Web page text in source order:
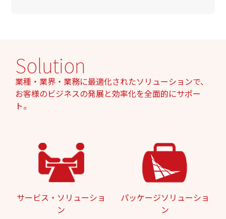
Solution
業種・業界・業務に最適化されたソリューションで、
お客様のビジネスの発展と効率化を全面的にサポー
ト。
サービス・ソリューショ
ン
パッケージソリューショ
ン